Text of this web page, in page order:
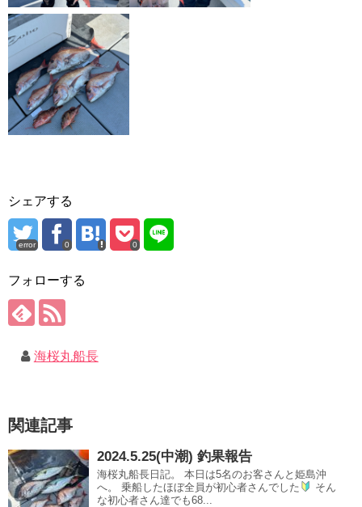
シェアする
error 0 0
フォローする
海桜丸船長
関連記事
2024.5.25(中潮) 釣果報告
海桜丸船長日記。 本日は5名のお客さんと姫島沖
へ。 乗船したほぼ全員が初心者さんでした
そん
な初心者さん達でも68...